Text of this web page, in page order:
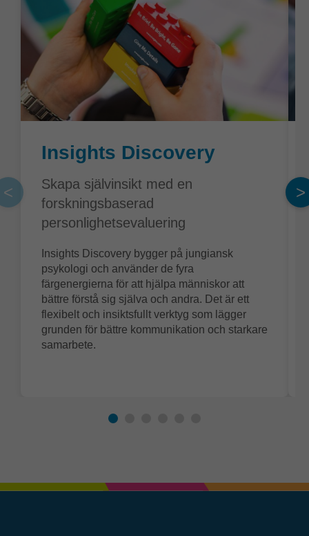
<
Insights Discovery
Skapa självinsikt med en
forskningsbaserad
personlighetsevaluering
Insights Discovery bygger på jungiansk
psykologi och använder de fyra
färgenergierna för att hjälpa människor att
bättre förstå sig själva och andra. Det är ett
flexibelt och insiktsfullt verktyg som lägger
grunden för bättre kommunikation och starkare
samarbete.
>